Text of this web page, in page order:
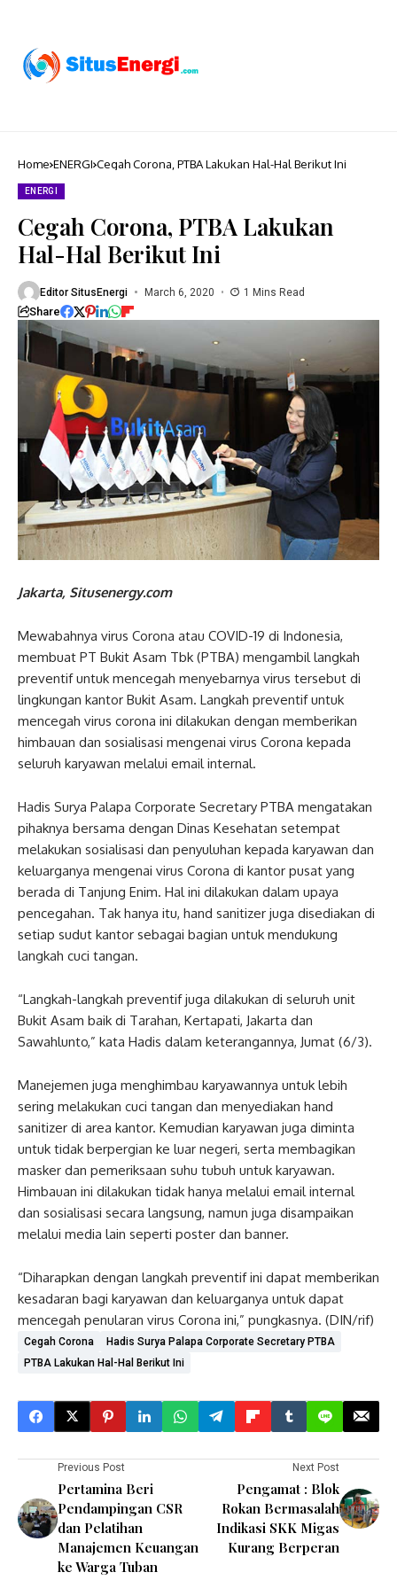
Home ENERGI Cegah Corona, PTBA Lakukan Hal-Hal Berikut Ini
ENERGI
Cegah Corona, PTBA Lakukan
Hal-Hal Berikut Ini
Editor SitusEnergi March 6, 2020 1 Mins Read
Share
Jakarta, Situsenergy.com
Mewabahnya virus Corona atau COVID-19 di Indonesia,
membuat PT Bukit Asam Tbk (PTBA) mengambil langkah
preventif untuk mencegah menyebarnya virus tersebut di
lingkungan kantor Bukit Asam. Langkah preventif untuk
mencegah virus corona ini dilakukan dengan memberikan
himbauan dan sosialisasi mengenai virus Corona kepada
seluruh karyawan melalui email internal.
Hadis Surya Palapa Corporate Secretary PTBA mengatakan
pihaknya bersama dengan Dinas Kesehatan setempat
melakukan sosialisasi dan penyuluhan kepada karyawan dan
keluarganya mengenai virus Corona di kantor pusat yang
berada di Tanjung Enim. Hal ini dilakukan dalam upaya
pencegahan. Tak hanya itu, hand sanitizer juga disediakan di
setiap sudut kantor sebagai bagian untuk mendukung
langkah cuci tangan.
“Langkah-langkah preventif juga dilakukan di seluruh unit
Bukit Asam baik di Tarahan, Kertapati, Jakarta dan
Sawahlunto,” kata Hadis dalam keterangannya, Jumat (6/3).
Manejemen juga menghimbau karyawannya untuk lebih
sering melakukan cuci tangan dan menyediakan hand
sanitizer di area kantor. Kemudian karyawan juga diminta
untuk tidak berpergian ke luar negeri, serta membagikan
masker dan pemeriksaan suhu tubuh untuk karyawan.
Himbauan ini dilakukan tidak hanya melalui email internal
dan sosialisasi secara langsung, namun juga disampaikan
melalui media lain seperti poster dan banner.
“Diharapkan dengan langkah preventif ini dapat memberikan
kesadaran bagi karyawan dan keluarganya untuk dapat
mencegah penularan virus Corona ini,” pungkasnya. (DIN/rif)
Cegah Corona
Hadis Surya Palapa Corporate Secretary PTBA
PTBA Lakukan Hal-Hal Berikut Ini
Previous Post
Pertamina Beri
Pendampingan CSR
dan Pelatihan
Manajemen Keuangan
ke Warga Tuban
Next Post
Pengamat : Blok
Rokan Bermasalah
Indikasi SKK Migas
Kurang Berperan